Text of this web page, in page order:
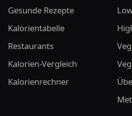
Gesunde Rezepte
Kalorientabelle
Restaurants
Kalorien-Vergleich
Kalorienrechner